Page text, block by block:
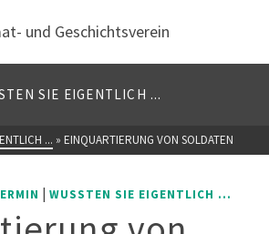
und Geschichtsverein
SIE EIGENTLICH ...
... » EINQUARTIERUNG VON SOLDATEN
| WUSSTEN SIE EIGENTLICH ...